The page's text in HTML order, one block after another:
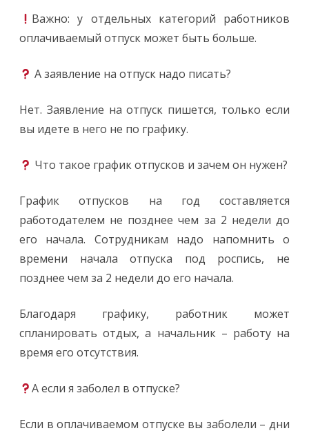
Важно: у отдельных категорий работников
оплачиваемый отпуск может быть больше.
А заявление на отпуск надо писать?
Нет. Заявление на отпуск пишется, только если
вы идете в него не по графику.
Что такое график отпусков и зачем он нужен?
График отпусков на год составляется
работодателем не позднее чем за 2 недели до
его начала. Сотрудникам надо напомнить о
времени начала отпуска под роспись, не
позднее чем за 2 недели до его начала.
Благодаря графику, работник может
спланировать отдых, а начальник – работу на
время его отсутствия.
А если я заболел в отпуске?
Если в оплачиваемом отпуске вы заболели – дни